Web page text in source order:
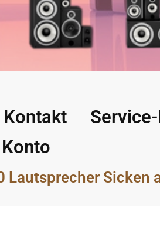
Kontakt
Lautsprecher Sicken